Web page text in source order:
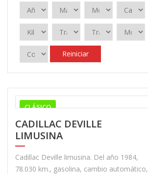
Reiniciar
CLÁSICO
CADILLAC DEVILLE
LIMUSINA
Cadillac Deville limusina. Del año 1984,
78.030 km., gasolina, cambio automático,